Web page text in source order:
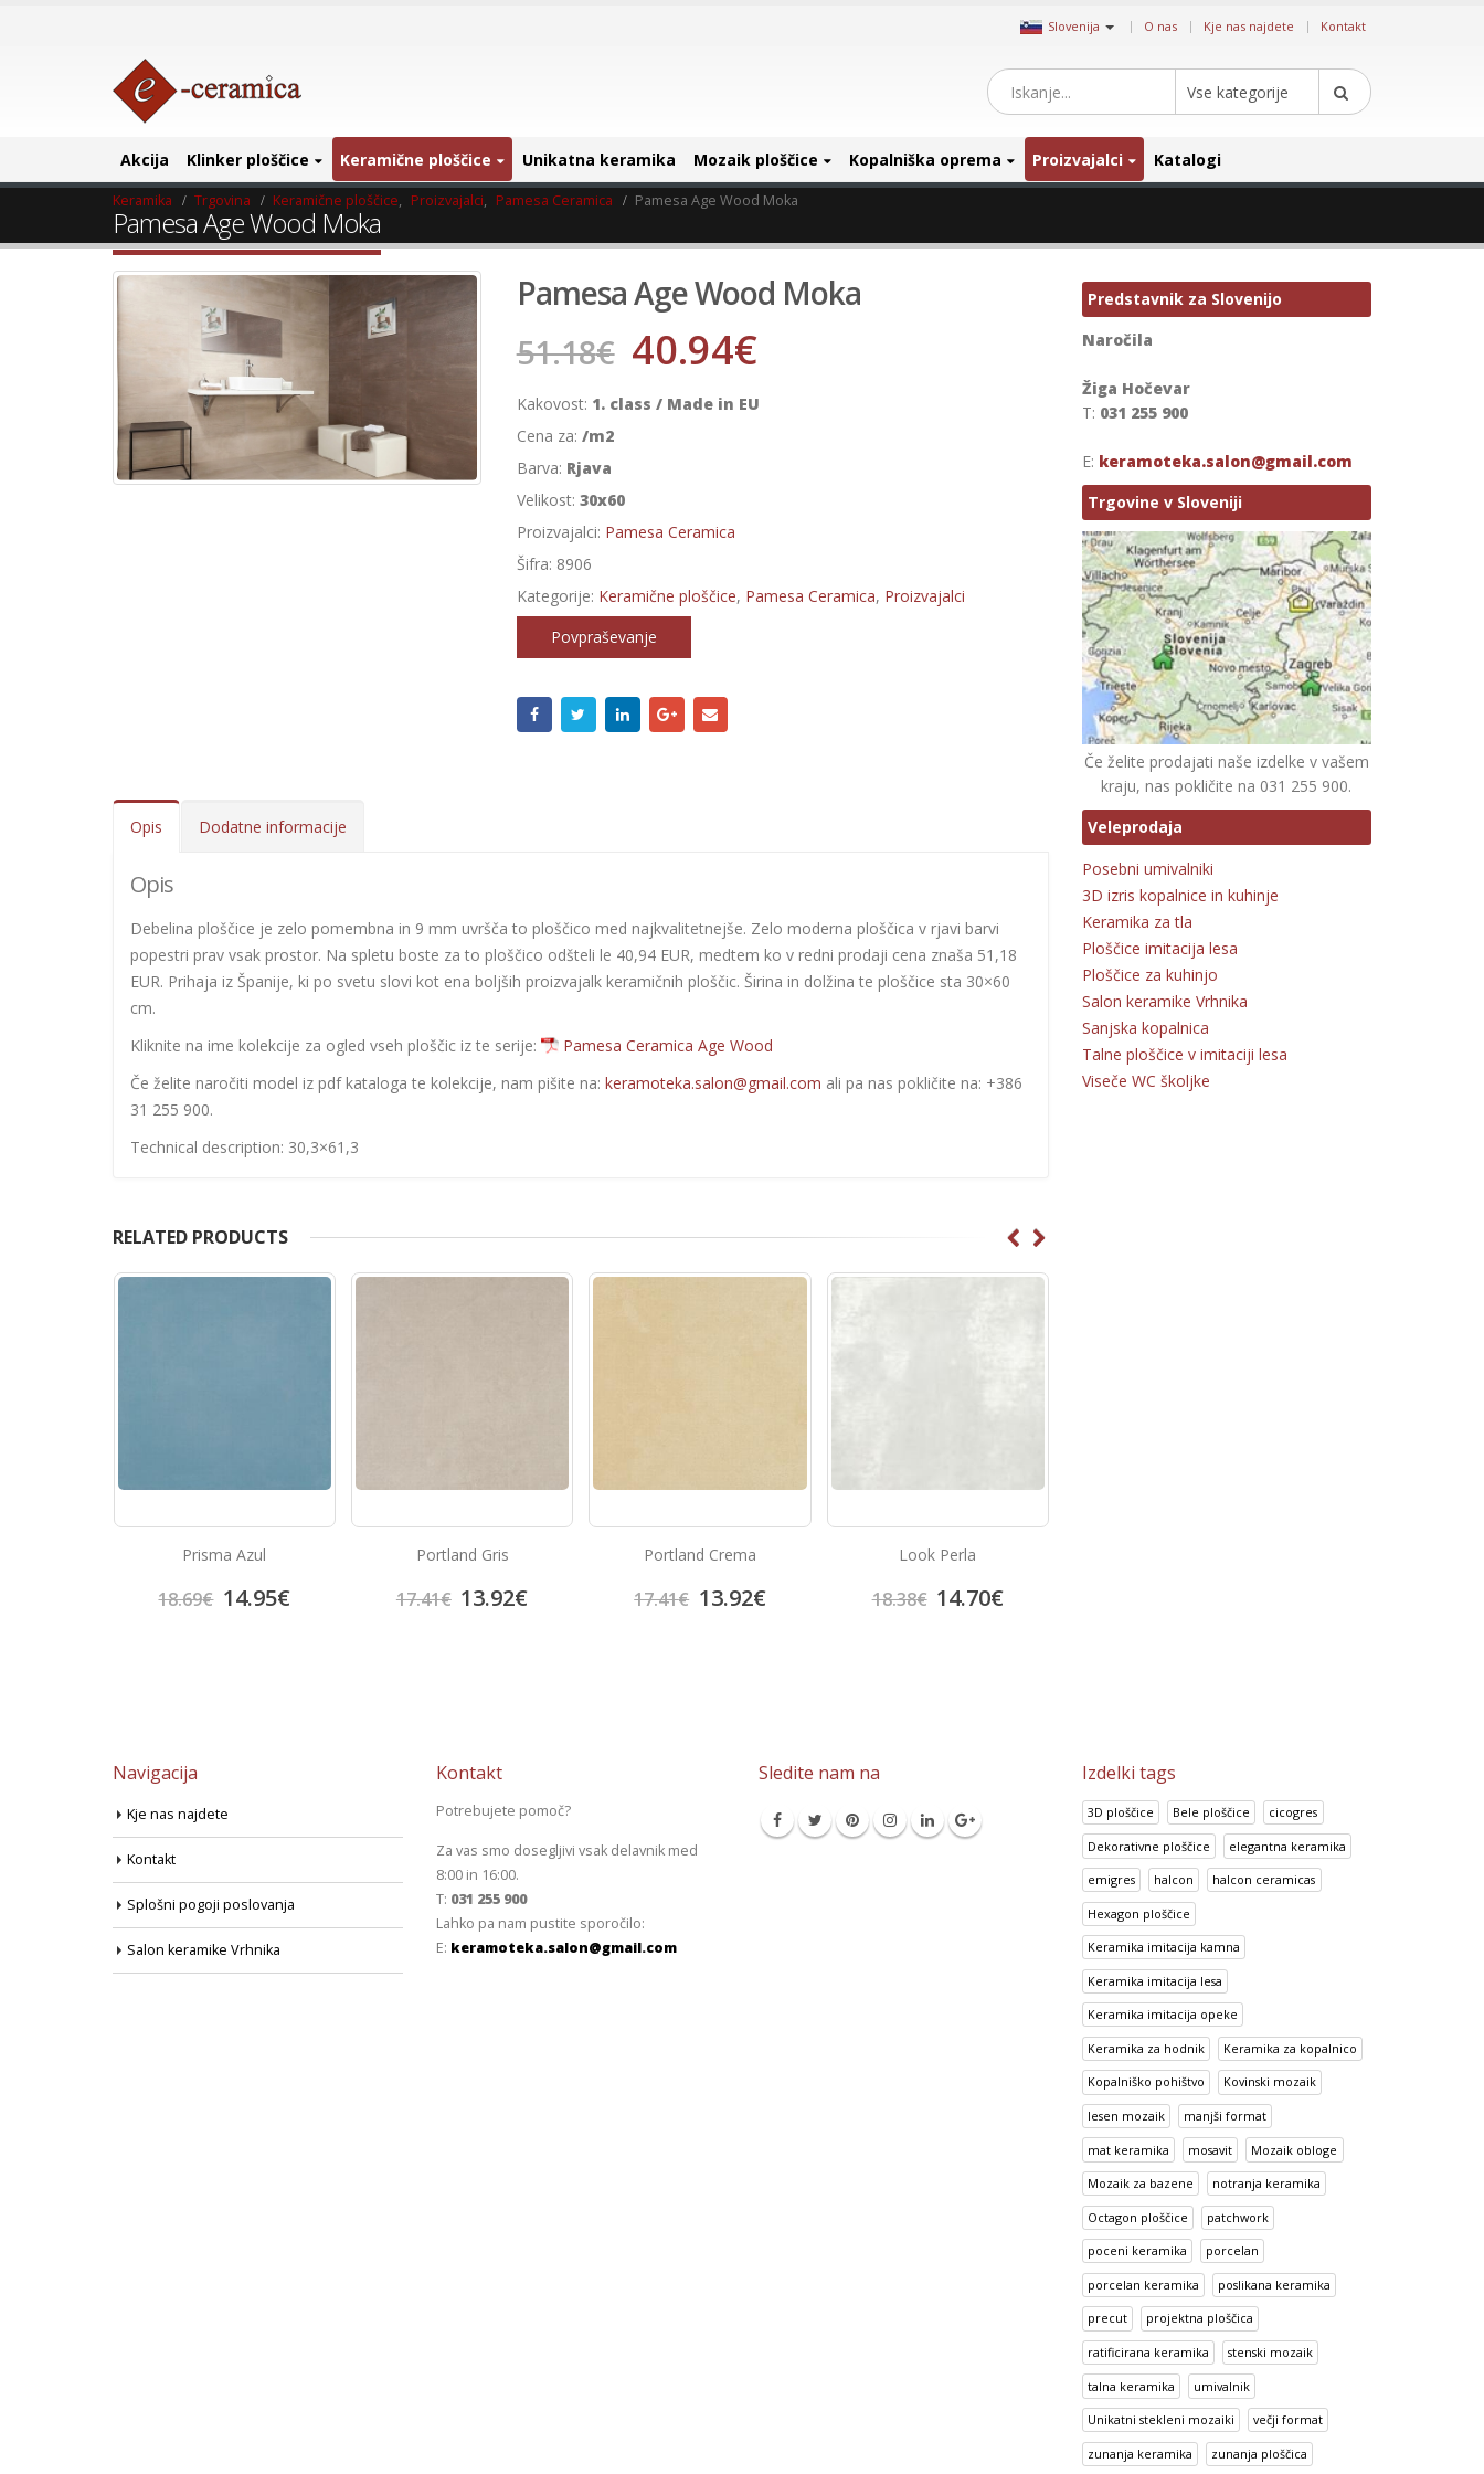
Slovenija | O nas Kje nas najdete Kontakt
Vse kategorije
Akcija Klinker ploščice Keramične ploščice Unikatna keramika Mozaik ploščice Kopalniška oprema Proizvajalci Katalogi
Keramika Trgovina Keramične ploščice, Proizvajalci, Pamesa Ceramica Pamesa Age Wood Moka
Pamesa Age Wood Moka
Pamesa Age Wood Moka
51.18€ 40.94€
Kakovost: 1. class / Made in EU
Cena za: /m2
Barva: Rjava
Velikost: 30x60
Proizvajalci: Pamesa Ceramica
Šifra: 8906
Kategorije: Keramične ploščice, Pamesa Ceramica, Proizvajalci
Povpraševanje
Opis Dodatne informacije
Opis
Debelina ploščice je zelo pomembna in 9 mm uvršča to ploščico med najkvalitetnejše. Zelo moderna ploščica v rjavi barvi
popestri prav vsak prostor. Na spletu boste za to ploščico odšteli le 40,94 EUR, medtem ko v redni prodaji cena znaša 51,18
EUR. Prihaja iz Španije, ki po svetu slovi kot ena boljših proizvajalk keramičnih ploščic. Širina in dolžina te ploščice sta 30×60
cm.
Kliknite na ime kolekcije za ogled vseh ploščic iz te serije:
Pamesa Ceramica Age Wood
Če želite naročiti model iz pdf kataloga te kolekcije, nam pišite na: keramoteka.salon@gmail.com ali pa nas pokličite na: +386
31 255 900.
Technical description: 30,3×61,3
RELATED PRODUCTS
Portland Gris
17.41€ 13.92€
Portland Crema
17.41€ 13.92€
Look Perla
18.38€ 14.70€
Prisma Blanco
18.69€ 14.95€
Predstavnik za Slovenijo
Naročila
Žiga Hočevar
T: 031 255 900
E: keramoteka.salon@gmail.com
Trgovine v Sloveniji
Če želite prodajati naše izdelke v vašem
kraju, nas pokličite na 031 255 900.
Veleprodaja
Posebni umivalniki
3D izris kopalnice in kuhinje
Keramika za tla
Ploščice imitacija lesa
Ploščice za kuhinjo
Salon keramike Vrhnika
Sanjska kopalnica
Talne ploščice v imitaciji lesa
Viseče WC školjke
Navigacija
Kje nas najdete
Kontakt
Splošni pogoji poslovanja
Salon keramike Vrhnika
Kontakt
Potrebujete pomoč?
Za vas smo dosegljivi vsak delavnik med
8:00 in 16:00.
T: 031 255 900
Lahko pa nam pustite sporočilo:
E: keramoteka.salon@gmail.com
Sledite nam na Izdelki tags
3D ploščice Bele ploščice cicogres
Dekorativne ploščice elegantna keramika
emigres halcon halcon ceramicas
Hexagon ploščice
Keramika imitacija kamna
Keramika imitacija lesa
Keramika imitacija opeke
Keramika za hodnik Keramika za kopalnico
Kopalniško pohištvo Kovinski mozaik
lesen mozaik manjši format
mat keramika mosavit Mozaik obloge
Mozaik za bazene notranja keramika
Octagon ploščice patchwork
poceni keramika porcelan
porcelan keramika poslikana keramika
precut projektna ploščica
ratificirana keramika stenski mozaik
talna keramika umivalnik
Unikatni stekleni mozaiki večji format
zunanja keramika zunanja ploščica